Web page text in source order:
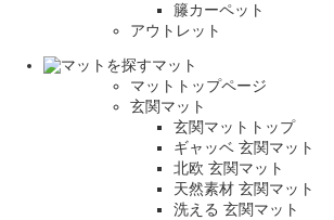
籐カーペット
アウトレット
マット
マットトップページ
玄関マット
玄関マットトップ
ギャッベ 玄関マット
北欧 玄関マット
天然素材 玄関マット
洗える 玄関マット